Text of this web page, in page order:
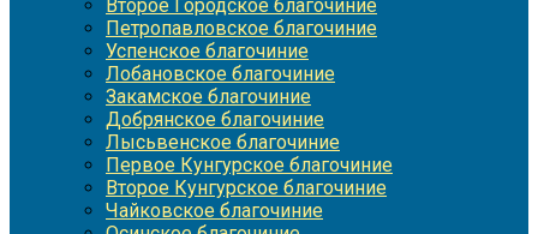
Второе Городское благочиние
Петропавловское благочиние
Успенское благочиние
Лобановское благочиние
Закамское благочиние
Добрянское благочиние
Лысьвенское благочиние
Первое Кунгурское благочиние
Второе Кунгурское благочиние
Чайковское благочиние